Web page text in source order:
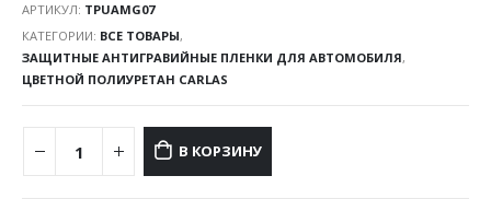
АРТИКУЛ: TPUAMG07
КАТЕГОРИИ: ВСЕ ТОВАРЫ,
ЗАЩИТНЫЕ АНТИГРАВИЙНЫЕ ПЛЕНКИ ДЛЯ АВТОМОБИЛЯ,
ЦВЕТНОЙ ПОЛИУРЕТАН CARLAS
В КОРЗИНУ